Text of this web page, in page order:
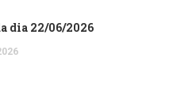
dia 22/06/2026